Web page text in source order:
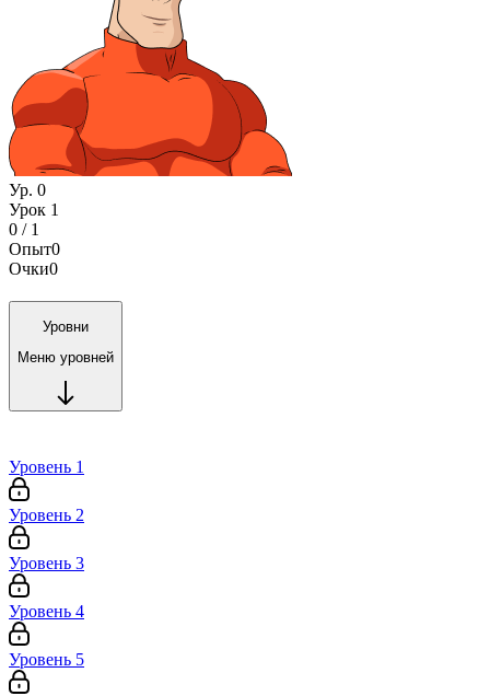
Ур. 0
Урок 1
0 / 1
Опыт0
Очки0
Уровни
Меню уровней
Уровень 1
Уровень 2
Уровень 3
Уровень 4
Уровень 5